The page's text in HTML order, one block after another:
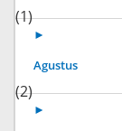
(1)
►
Agustus
(2)
►